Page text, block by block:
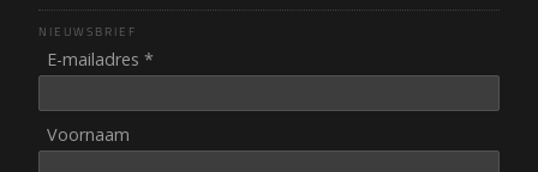
NIEUWSBRIEF
E-mailadres *
Voornaam